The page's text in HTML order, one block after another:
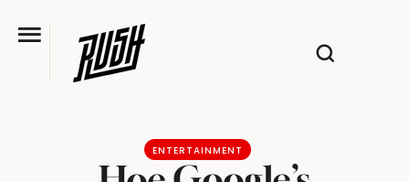
ENTERTAINMENT